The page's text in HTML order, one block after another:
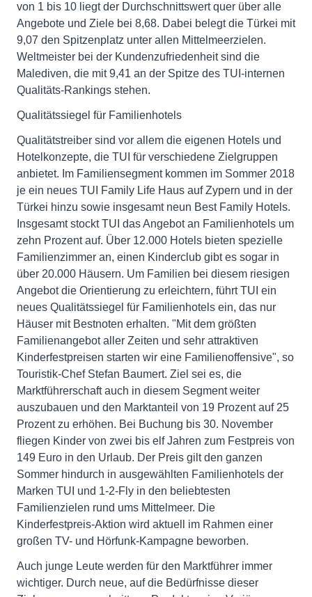
von 1 bis 10 liegt der Durchschnittswert quer über alle
Angebote und Ziele bei 8,68. Dabei belegt die Türkei mit
9,07 den Spitzenplatz unter allen Mittelmeerzielen.
Weltmeister bei der Kundenzufriedenheit sind die
Malediven, die mit 9,41 an der Spitze des TUI-internen
Qualitäts-Rankings stehen.
Qualitätssiegel für Familienhotels
Qualitätstreiber sind vor allem die eigenen Hotels und
Hotelkonzepte, die TUI für verschiedene Zielgruppen
anbietet. Im Familiensegment kommen im Sommer 2018
je ein neues TUI Family Life Haus auf Zypern und in der
Türkei hinzu sowie insgesamt neun Best Family Hotels.
Insgesamt stockt TUI das Angebot an Familienhotels um
zehn Prozent auf. Über 12.000 Hotels bieten spezielle
Familienzimmer an, einen Kinderclub gibt es sogar in
über 20.000 Häusern. Um Familien bei diesem riesigen
Angebot die Orientierung zu erleichtern, führt TUI ein
neues Qualitätssiegel für Familienhotels ein, das nur
Häuser mit Bestnoten erhalten. "Mit dem größten
Familienangebot aller Zeiten und sehr attraktiven
Kinderfestpreisen starten wir eine Familienoffensive", so
Touristik-Chef Stefan Baumert. Ziel sei es, die
Marktführerschaft auch in diesem Segment weiter
auszubauen und den Marktanteil von 19 Prozent auf 25
Prozent zu erhöhen. Bei Buchung bis 30. November
fliegen Kinder von zwei bis elf Jahren zum Festpreis von
149 Euro in den Urlaub. Der Preis gilt den ganzen
Sommer hindurch in ausgewählten Familienhotels der
Marken TUI und 1-2-Fly in den beliebtesten
Familienzielen rund ums Mittelmeer. Die
Kinderfestpreis-Aktion wird aktuell im Rahmen einer
großen TV- und Hörfunk-Kampagne beworben.
Auch junge Leute werden für den Marktführer immer
wichtiger. Durch neue, auf die Bedürfnisse dieser